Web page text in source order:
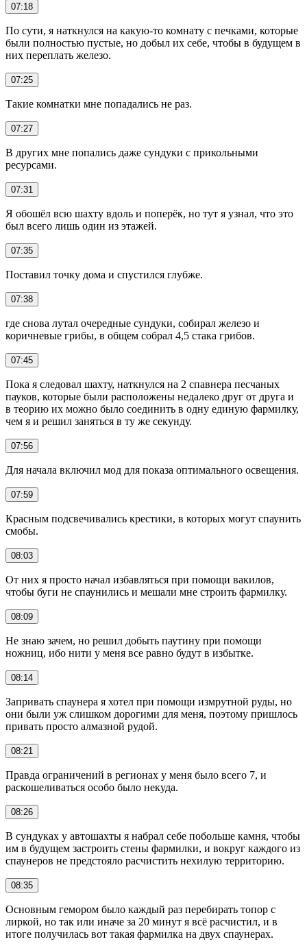
07:18
По сути, я наткнулся на какую-то комнату с печками, которые
были полностью пустые, но добыл их себе, чтобы в будущем в
них переплать железо.
07:25
Такие комнатки мне попадались не раз.
07:27
В других мне попались даже сундуки с прикольными
ресурсами.
07:31
Я обошёл всю шахту вдоль и поперёк, но тут я узнал, что это
был всего лишь один из этажей.
07:35
Поставил точку дома и спустился глубже.
07:38
где снова лутал очередные сундуки, собирал железо и
коричневые грибы, в общем собрал 4,5 стака грибов.
07:45
Пока я следовал шахту, наткнулся на 2 спавнера песчаных
пауков, которые были расположены недалеко друг от друга и
в теорию их можно было соединить в одну единую фармилку,
чем я и решил заняться в ту же секунду.
07:56
Для начала включил мод для показа оптимального освещения.
07:59
Красным подсвечивались крестики, в которых могут спаунить
смобы.
08:03
От них я просто начал избавляться при помощи вакилов,
чтобы буги не спаунились и мешали мне строить фармилку.
08:09
Не знаю зачем, но решил добыть паутину при помощи
ножниц, ибо нити у меня все равно будут в избытке.
08:14
Запривать спаунера я хотел при помощи измрутной руды, но
они были уж слишком дорогими для меня, поэтому пришлось
привать просто алмазной рудой.
08:21
Правда ограничений в регионах у меня было всего 7, и
раскошеливаться особо было некуда.
08:26
В сундуках у автошахты я набрал себе побольше камня, чтобы
им в будущем застроить стены фармилки, и вокруг каждого из
спаунеров не предстояло расчистить нехилую территорию.
08:35
Основным гемором было каждый раз перебирать топор с
лиркой, но так или иначе за 20 минут я всё расчистил, и в
итоге получилась вот такая фармилка на двух спаунерах.